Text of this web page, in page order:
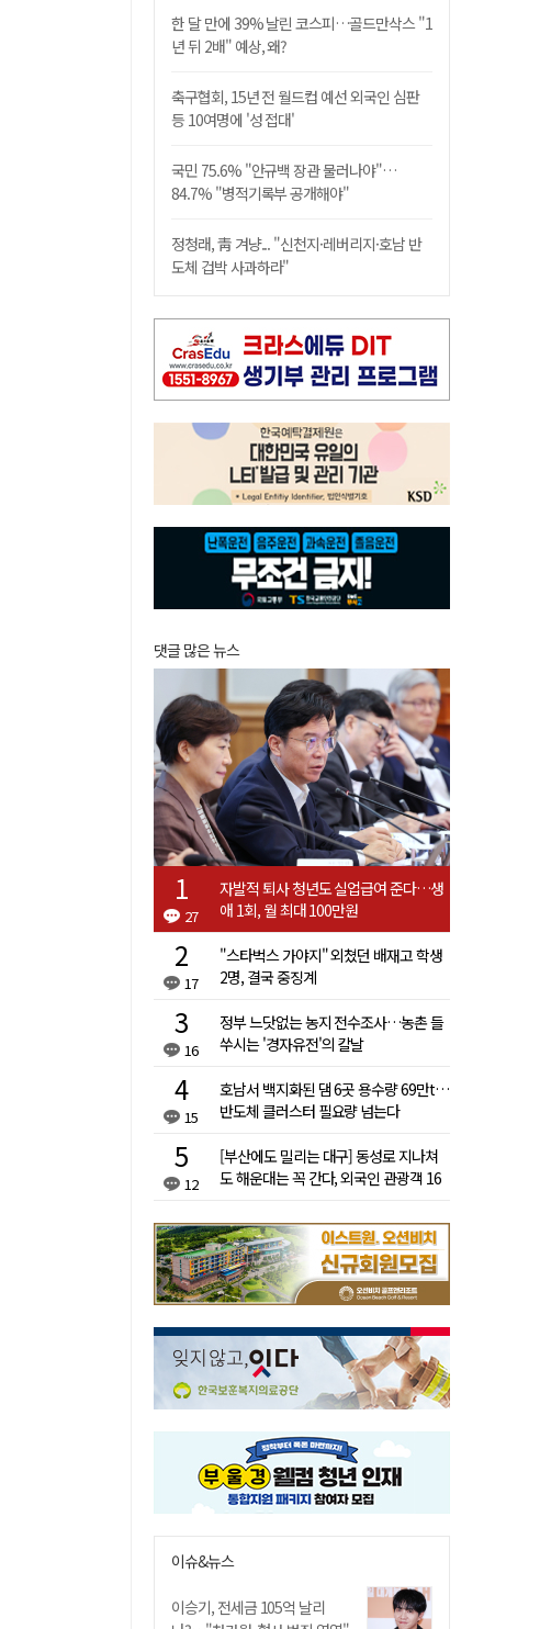
한 달 만에 39% 날린 코스피…골드만삭스 "1
년 뒤 2배" 예상, 왜?
축구협회, 15년 전 월드컵 예선 외국인 심판
등 10여명에 '성 접대'
국민 75.6% "안규백 장관 물러나야"…
84.7% "병적기록부 공개해야"
정청래, 靑 겨냥... "신천지·레버리지·호남 반
도체 겁박 사과하라"
댓글 많은 뉴스
27
자발적 퇴사 청년도 실업급여 준다…생
애 1회, 월 최대 100만원
17
"스타벅스 가야지" 외쳤던 배재고 학생
2명, 결국 중징계
16
정부 느닷없는 농지 전수조사…농촌 들
쑤시는 '경자유전'의 칼날
15
호남서 백지화된 댐 6곳 용수량 69만t…
반도체 클러스터 필요량 넘는다
12
[부산에도 밀리는 대구] 동성로 지나쳐
도 해운대는 꼭 간다, 외국인 관광객 16
이슈&뉴스
이승기, 전세금 105억 날리